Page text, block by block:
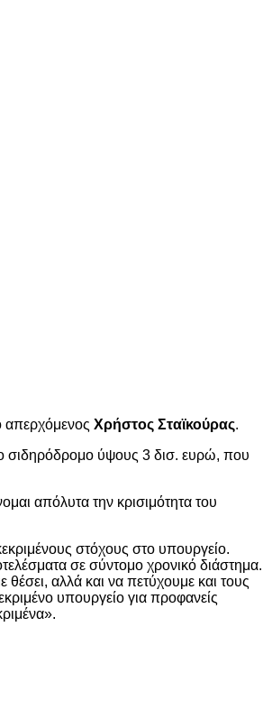
απερχόμενος Χρήστος Σταϊκούρας.
σιδηρόδρομο ύψους 3 δισ. ευρώ, που
απόλυτα την κρισιμότητα του
στόχους στο υπουργείο.
σε σύντομο χρονικό διάστημα.
αλλά και να πετύχουμε και τους
υπουργείο για προφανείς